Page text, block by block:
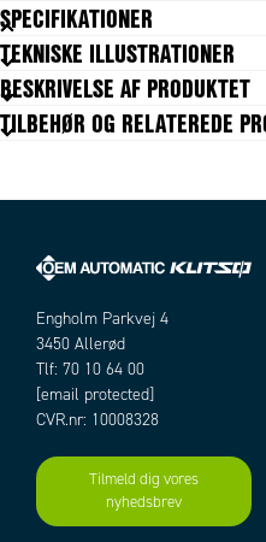
Optioner:
• Trykområder i psi
• Alternative tilslutninger: G1/4"
• Mange forskellige elektriske
SPECIFIKATIONER
TEKNISKE ILLUSTRATIONER
BESKRIVELSE AF PRODUKTET
TILBEHØR OG RELATEREDE
Add to existing cart row
Engholm Parkvej 4
3450 Allerød
Tlf: 70 10 64 00
[email protected]
CVR.nr: 10008328
Tilmeld dig vores
nyhedsbrev